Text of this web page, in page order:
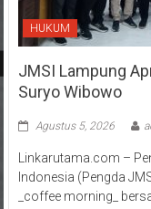
HUKUM
JMSI Lampung
Suryo Wibowo
Agustus 5, 2026
Linkarutama.com –
Indonesia (Pengda
_coffee morning_